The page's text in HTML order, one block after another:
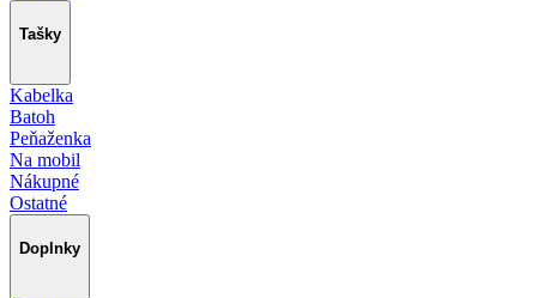
Tašky
Kabelka
Batoh
Peňaženka
Na mobil
Nákupné
Ostatné
Doplnky